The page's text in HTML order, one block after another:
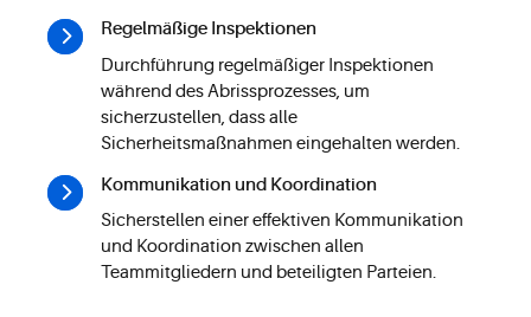
Regelmäßige Inspektionen
Durchführung regelmäßiger Inspektionen
während des Abrissprozesses, um
sicherzustellen, dass alle
Sicherheitsmaßnahmen eingehalten werden.
Kommunikation und Koordination
Sicherstellen einer effektiven Kommunikation
und Koordination zwischen allen
Teammitgliedern und beteiligten Parteien.